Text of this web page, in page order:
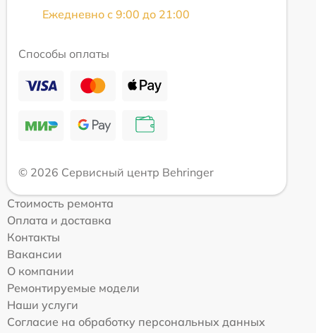
Ежедневно с 9:00 до 21:00
Способы оплаты
© 2026 Сервисный центр Behringer
Стоимость ремонта
Оплата и доставка
Контакты
Вакансии
О компании
Ремонтируемые модели
Наши услуги
Согласие на обработку персональных данных